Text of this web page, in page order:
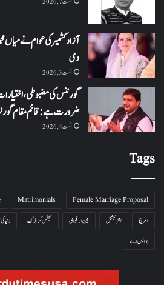
آزاد کشمیر کی عوام نے میاں
دی
اگست 3, 2026
گورننس کی مضبوطی،
ضرورت ہے: قائم مقام گورنر
اگست 4, 2026
Tags
Female Marriage Proposal
Matrimonials
امریکا
انٹرنیشنل بین الاقوامی جھلس کر ہلاک دنیا
یو ایس اے